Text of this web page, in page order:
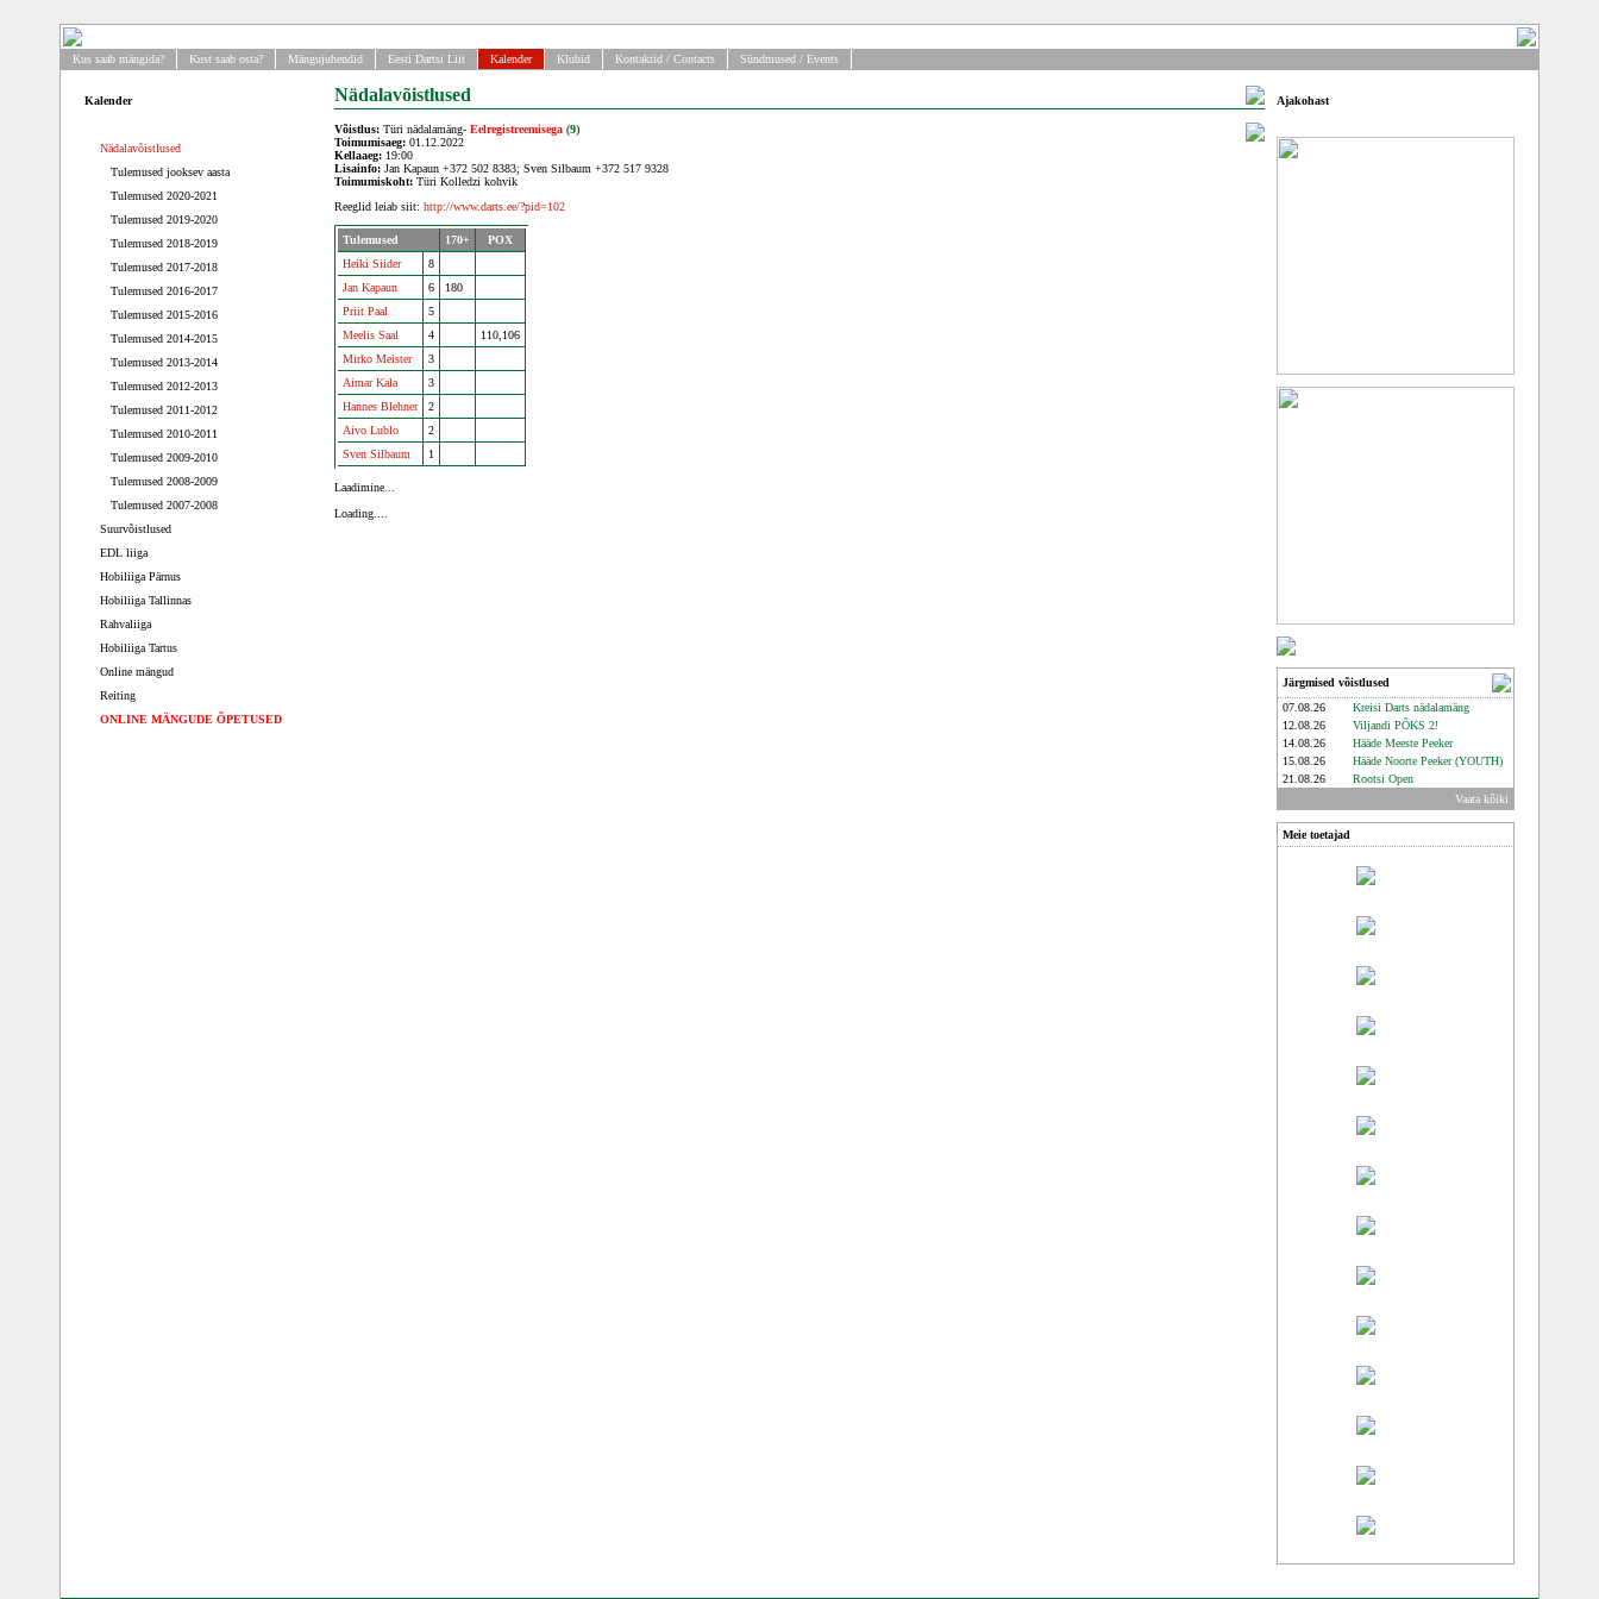
Kus saab mängida? Kust saab osta? Mängujuhendid Eesti Dartsi Liit Kalender Klubid Kontaktid / Contacts Sündmused / Events
Kalender
Nädalavõistlused
Tulemused jooksev aasta
Tulemused 2020-2021
Tulemused 2019-2020
Tulemused 2018-2019
Tulemused 2017-2018
Tulemused 2016-2017
Tulemused 2015-2016
Tulemused 2014-2015
Tulemused 2013-2014
Tulemused 2012-2013
Tulemused 2011-2012
Tulemused 2010-2011
Tulemused 2009-2010
Tulemused 2008-2009
Tulemused 2007-2008
Suurvõistlused
EDL liiga
Hobiliiga Pärnus
Hobiliiga Tallinnas
Rahvaliiga
Hobiliiga Tartus
Online mängud
Reiting
ONLINE MÄNGUDE ÕPETUSED
Nädalavõistlused
Võistlus: Türi nädalamäng- Eelregistreemisega (9)
Toimumisaeg: 01.12.2022
Kellaaeg: 19:00
Lisainfo: Jan Kapaun +372 502 8383; Sven Silbaum +372 517 9328
Toimumiskoht: Türi Kolledzi kohvik
Reeglid leiab siit: http://www.darts.ee/?pid=102
Tulemused 170+
POX
Heiki Siider
8
Jan Kapaun
6
180
Priit Paal
5
Meelis Saal
4
110,106
Mirko Meister
3
Aimar Kala
3
Hannes Blehner
2
Aivo Lublo
2
Sven Silbaum
1
Laadimine...
Loading....
Ajakohast
Järgmised võistlused
07.08.26
Kreisi Darts nädalamäng
12.08.26
Viljandi PÕKS 2!
14.08.26
Hääde Meeste Peeker
15.08.26
Hääde Noorte Peeker (YOUTH)
21.08.26
Rootsi Open
Vaata kõiki
Meie toetajad